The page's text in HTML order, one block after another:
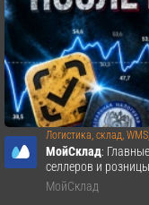
Логистика, склад,
МойСклад:
селлеров и
МойСклад